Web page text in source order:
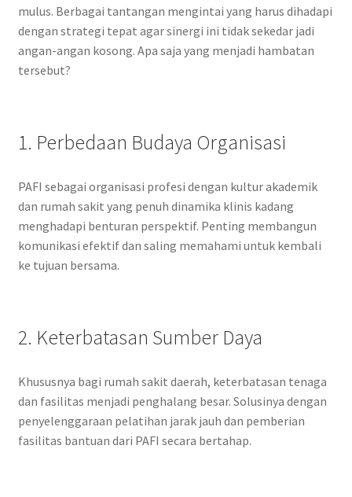
mulus. Berbagai tantangan mengintai yang harus dihadapi
dengan strategi tepat agar sinergi ini tidak sekedar jadi
angan-angan kosong. Apa saja yang menjadi hambatan
tersebut?
1. Perbedaan Budaya Organisasi
PAFI sebagai organisasi profesi dengan kultur akademik
dan rumah sakit yang penuh dinamika klinis kadang
menghadapi benturan perspektif. Penting membangun
komunikasi efektif dan saling memahami untuk kembali
ke tujuan bersama.
2. Keterbatasan Sumber Daya
Khususnya bagi rumah sakit daerah, keterbatasan tenaga
dan fasilitas menjadi penghalang besar. Solusinya dengan
penyelenggaraan pelatihan jarak jauh dan pemberian
fasilitas bantuan dari PAFI secara bertahap.